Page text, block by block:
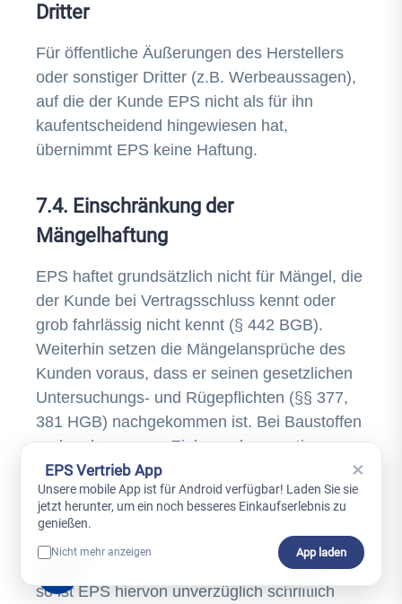
Dritter
Für öffentliche Äußerungen des Herstellers
oder sonstiger Dritter (z.B. Werbeaussagen),
auf die der Kunde EPS nicht als für ihn
kaufentscheidend hingewiesen hat,
übernimmt EPS keine Haftung.
7.4. Einschränkung der
Mängelhaftung
EPS haftet grundsätzlich nicht für Mängel, die
der Kunde bei Vertragsschluss kennt oder
grob fahrlässig nicht kennt (§ 442 BGB).
Weiterhin setzen die Mängelansprüche des
Kunden voraus, dass er seinen gesetzlichen
Untersuchungs- und Rügepflichten (§§ 377,
381 HGB) nachgekommen ist. Bei Baustoffen
und anderen, zum Einbau oder sonstigen
Weiterverarbeitung bestimmten Waren hat
eine Untersuchung in jedem Fall unmittelbar
vor der Verarbeitung zu erfolgen. Zeigt sich
bei der Lieferung, der Untersuchung oder zu
irgendeinem späteren Zeitpunkt ein Mangel,
so ist EPS hiervon unverzüglich schriftlich
EPS Vertrieb App ×
Unsere mobile App ist für Android verfügbar! Laden Sie sie
jetzt herunter, um ein noch besseres Einkaufserlebnis zu
genießen.
Nicht mehr anzeigen App laden